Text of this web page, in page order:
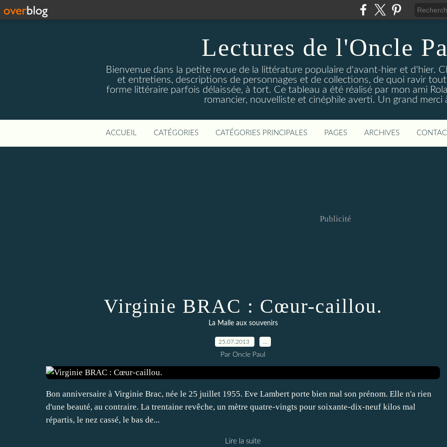
Lectures de l'Oncle
Bienvenue dans la petite revue de la littérature populaire d'avant-hier et d'hier.
et entretiens, descriptions de personnages et de collections, de quoi ravir
forme littéraire parfois délaissée, à tort. Ce tableau a été réalisé par mon ami
romancier, nouvelliste et cinéphile averti. Un grand merci
ACCUEIL CATÉGORIES CATÉGORIES PRINCIPALES PAGES ARCHIVES
Publicité
Virginie BRAC : Cœur-caillou.
La Malle aux souvenirs
25.07.2013
Par Oncle Paul
Bon anniversaire à Virginie Brac, née le 25 juillet 1955. Eve Lambert porte bien mal son prénom. Elle n'a rien
d'une beauté, au contraire. La trentaine revêche, un mètre quatre-vingts pour soixante-dix-neuf kilos mal
répartis, le nez cassé, le bas de...
Lire la suite